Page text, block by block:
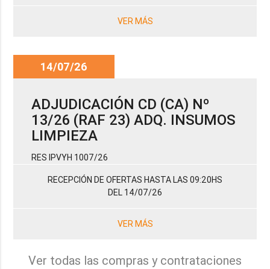
VER MÁS
14/07/26
ADJUDICACIÓN CD (CA) Nº
13/26 (RAF 23) ADQ. INSUMOS
LIMPIEZA
RES IPVYH 1007/26
RECEPCIÓN DE OFERTAS HASTA LAS 09:20HS
DEL 14/07/26
VER MÁS
Ver todas las compras y contrataciones